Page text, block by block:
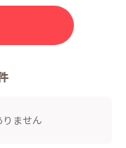
ません